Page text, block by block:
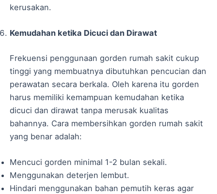
kerusakan.
Kemudahan ketika Dicuci dan Dirawat
Frekuensi penggunaan gorden rumah sakit cukup
tinggi yang membuatnya dibutuhkan pencucian dan
perawatan secara berkala. Oleh karena itu gorden
harus memiliki kemampuan kemudahan ketika
dicuci dan dirawat tanpa merusak kualitas
bahannya. Cara membersihkan gorden rumah sakit
yang benar adalah:
Mencuci gorden minimal 1-2 bulan sekali.
Menggunakan deterjen lembut.
Hindari menggunakan bahan pemutih keras agar